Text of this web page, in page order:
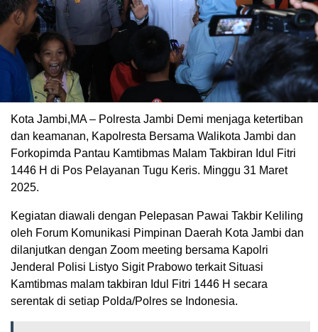
Kota Jambi,MA – Polresta Jambi Demi menjaga ketertiban
dan keamanan, Kapolresta Bersama Walikota Jambi dan
Forkopimda Pantau Kamtibmas Malam Takbiran Idul Fitri
1446 H di Pos Pelayanan Tugu Keris. Minggu 31 Maret
2025.
Kegiatan diawali dengan Pelepasan Pawai Takbir Keliling
oleh Forum Komunikasi Pimpinan Daerah Kota Jambi dan
dilanjutkan dengan Zoom meeting bersama Kapolri
Jenderal Polisi Listyo Sigit Prabowo terkait Situasi
Kamtibmas malam takbiran Idul Fitri 1446 H secara
serentak di setiap Polda/Polres se Indonesia.